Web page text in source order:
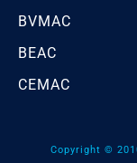
BVMAC
BEAC
CEMAC
Copyright ©